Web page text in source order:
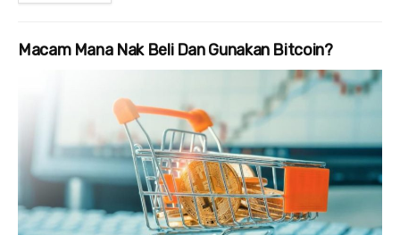
Macam Mana Nak Beli Dan Gunakan Bitcoin?